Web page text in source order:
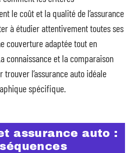
le coût et la qualité de l’assurance
à étudier attentivement toutes ses
couverture adaptée tout en
connaissance et la comparaison
l’assurance auto idéale
spécifique.
assurance auto :